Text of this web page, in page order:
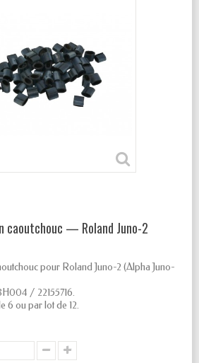
caoutchouc — Roland Juno-2
pour Roland Juno-2 (Alpha Juno-
/ 22155716.
6 ou par lot de 12.